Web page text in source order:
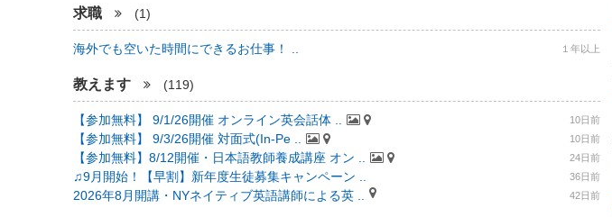
求職 (1)
海外でも空いた時間にできるお仕事！ .. １年以上
教えます (119)
【参加無料】 9/1/26開催 オンライン英会話体 .. 10日前
【参加無料】 9/3/26開催 対面式(In-Pe .. 10日前
【参加無料】8/12開催・日本語教師養成講座 オン .. 24日前
♫9月開始！【早割】新年度生徒募集キャンペーン .. 36日前
2026年8月開講・NYネイティブ英語講師による英 .. 42日前